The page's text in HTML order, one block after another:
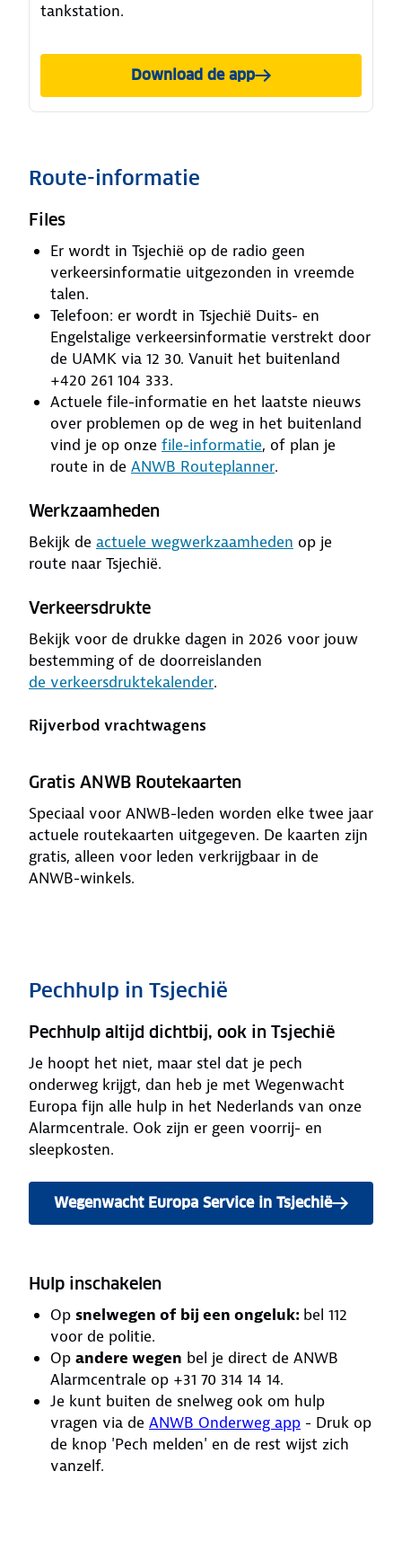
tankstation.
Download de app
Route-informatie
Files
Er wordt in Tsjechië op de radio geen
verkeersinformatie uitgezonden in vreemde
talen.
Telefoon: er wordt in Tsjechië Duits- en
Engelstalige verkeersinformatie verstrekt door
de UAMK via 12 30. Vanuit het buitenland
+420 261 104 333.
Actuele file-informatie en het laatste nieuws
over problemen op de weg in het buitenland
vind je op onze file-informatie, of plan je
route in de ANWB Routeplanner.
Werkzaamheden
Bekijk de actuele wegwerkzaamheden op je
route naar Tsjechië.
Verkeersdrukte
Bekijk voor de drukke dagen in 2026 voor jouw
bestemming of de doorreislanden
de verkeersdruktekalender.
Rijverbod vrachtwagens
Gratis ANWB Routekaarten
Speciaal voor ANWB-leden worden elke twee jaar
actuele routekaarten uitgegeven. De kaarten zijn
gratis, alleen voor leden verkrijgbaar in de
ANWB-winkels.
Pechhulp in Tsjechië
Pechhulp altijd dichtbij, ook in Tsjechië
Je hoopt het niet, maar stel dat je pech
onderweg krijgt, dan heb je met Wegenwacht
Europa fijn alle hulp in het Nederlands van onze
Alarmcentrale. Ook zijn er geen voorrij- en
sleepkosten.
Wegenwacht Europa Service in Tsjechië
Hulp inschakelen
Op snelwegen of bij een ongeluk: bel 112
voor de politie.
Op andere wegen bel je direct de ANWB
Alarmcentrale op +31 70 314 14 14.
Je kunt buiten de snelweg ook om hulp
vragen via de ANWB Onderweg app - Druk op
de knop 'Pech melden' en de rest wijst zich
vanzelf.